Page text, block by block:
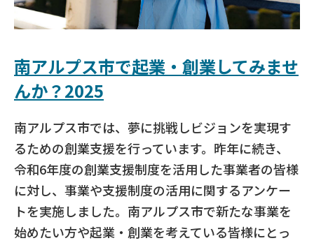
南アルプス市で起業・創業してみませ
んか？2025
南アルプス市では、夢に挑戦しビジョンを実現す
るための創業支援を行っています。昨年に続き、
令和6年度の創業支援制度を活用した事業者の皆様
に対し、事業や支援制度の活用に関するアンケー
トを実施しました。南アルプス市で新たな事業を
始めたい方や起業・創業を考えている皆様にとっ